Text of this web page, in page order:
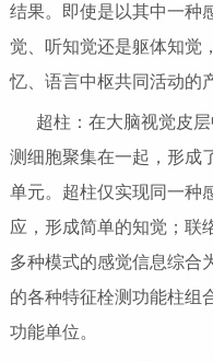
结果。即使是以其中一种
觉、听知觉还是躯体知觉
忆、语言中枢共同活动的
超柱：在大脑视觉皮层
测细胞聚集在一起，形成
单元。超柱仅实现同一种
应，形成简单的知觉；联
多种模式的感觉信息综合
的各种特征栓测功能柱组
功能单位。